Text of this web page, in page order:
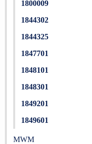
1800009
1844302
1844325
1847701
1848101
1848301
1849201
1849601
MWM